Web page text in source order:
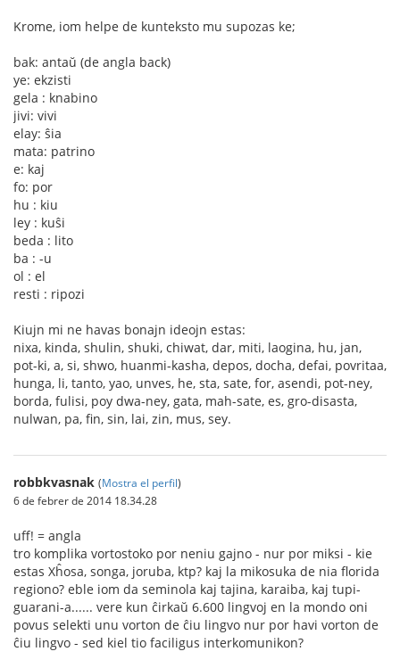
Krome, iom helpe de kunteksto mu supozas ke;
bak: antaŭ (de angla back)
ye: ekzisti
gela : knabino
jivi: vivi
elay: ŝia
mata: patrino
e: kaj
fo: por
hu : kiu
ley : kuŝi
beda : lito
ba : -u
ol : el
resti : ripozi
Kiujn mi ne havas bonajn ideojn estas:
nixa, kinda, shulin, shuki, chiwat, dar, miti, laogina, hu, jan,
pot-ki, a, si, shwo, huanmi-kasha, depos, docha, defai, povritaa,
hunga, li, tanto, yao, unves, he, sta, sate, for, asendi, pot-ney,
borda, fulisi, poy dwa-ney, gata, mah-sate, es, gro-disasta,
nulwan, pa, fin, sin, lai, zin, mus, sey.
robbkvasnak (Mostra el perfil)
6 de febrer de 2014 18.34.28
uff! = angla
tro komplika vortostoko por neniu gajno - nur por miksi - kie
estas Xĥosa, songa, joruba, ktp? kaj la mikosuka de nia florida
regiono? eble iom da seminola kaj tajina, karaiba, kaj tupi-
guarani-a...... vere kun ĉirkaŭ 6.600 lingvoj en la mondo oni
povus selekti unu vorton de ĉiu lingvo nur por havi vorton de
ĉiu lingvo - sed kiel tio faciligus interkomunikon?